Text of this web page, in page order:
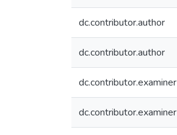
dc.contributor.author
dc.contributor.author
dc.contributor.examiner
dc.contributor.examiner